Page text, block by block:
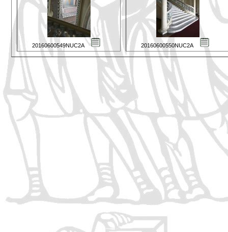
20160600549NUC2A 20160600550NUC2A